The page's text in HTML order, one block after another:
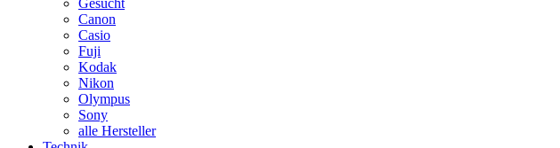
Gesucht
Canon
Casio
Fuji
Kodak
Nikon
Olympus
Sony
alle Hersteller